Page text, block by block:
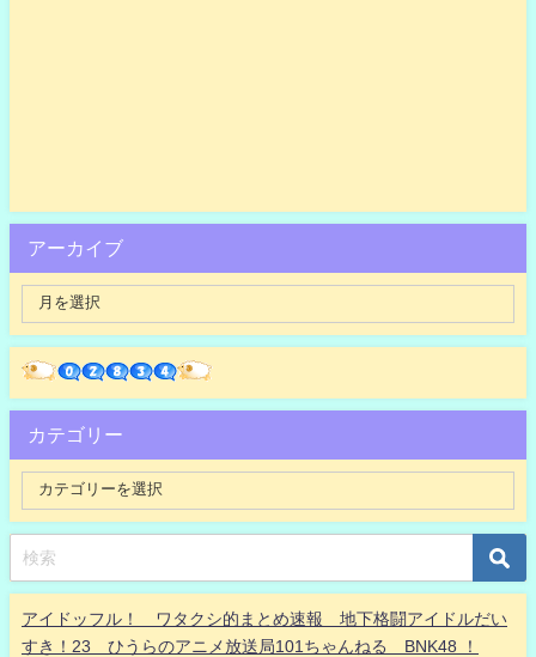
アーカイブ
カテゴリー
アイドッフル！ ワタクシ的まとめ速報 地下格闘アイドルだい
すき！23 ひうらのアニメ放送局101ちゃんねる BNK48 ！